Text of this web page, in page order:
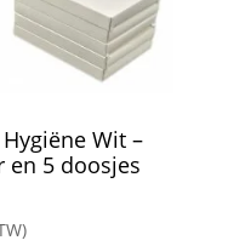
Wit –
en 5 doosjes